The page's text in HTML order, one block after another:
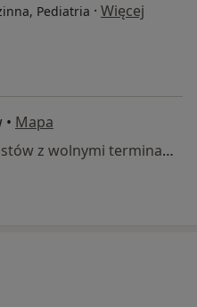
Pediatria · Więcej
• Mapa
Brak dostępnych specjalistów z wolnymi terminami w tym centrum medycznym.